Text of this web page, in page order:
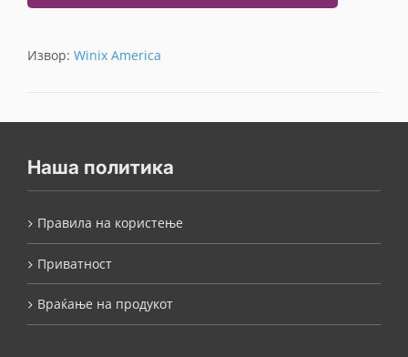
Извор: Winix America
Наша политика
Правила на користење
Приватност
Враќање на продукот